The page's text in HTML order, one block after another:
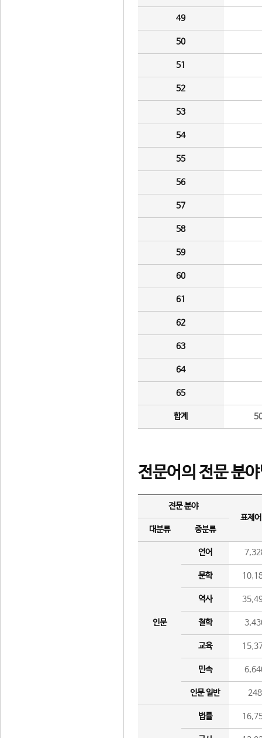
49
50
51
52
53
54
55
56
57
58
59
60
61
62
63
64
65
합계
전문어의 전문 분
전문 분야
표제
대분류
중분류
인문
언어
문학
역사
철학
교육
민속
인문 일반 248
법률